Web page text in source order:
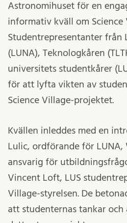
Astronomihuset för en
informativ kväll om Science
Studentrepresentanter från
(LUNA), Teknologkåren
universitets studentkårer
för att lyfta vikten av
Science Village-projektet.
Kvällen inleddes med en
Lulic, ordförande för LUNA,
ansvarig för
Vincent Loft, LUS
Village-styrelsen. De
att studenternas tankar och